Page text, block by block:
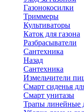
Газонокосилки
Триммеры
Культиваторы
Каток для газона
Разбрасыватели
Сантехника
Назад
Сантехника
Измельчители
Смарт сиденья
Смарт унитазы
Трапы линейные